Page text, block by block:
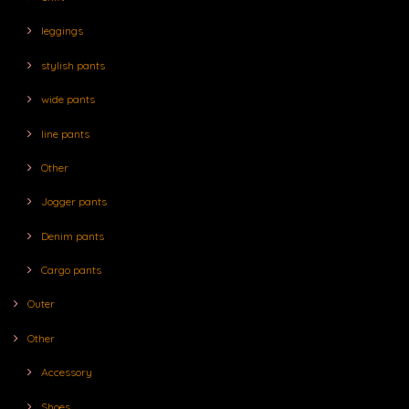
leggings
stylish pants
wide pants
line pants
Other
Jogger pants
Denim pants
Cargo pants
Outer
Other
Accessory